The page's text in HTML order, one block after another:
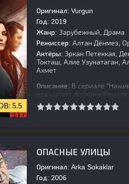
5.5
Оригинал: Vurgun
Год: 2019
Жанр: Зарубежный, Драма
Режиссер: Алтан Дёнмез,
Актёры: Эркан Петеккая,
Токташ, Алие Узунатаган,
Ахмет
Описание: В сериале
поджигает фабрику
время пожара
ОПАСНЫЕ УЛИЦЫ
Оригинал: Arka Sokaklar
Год: 2006